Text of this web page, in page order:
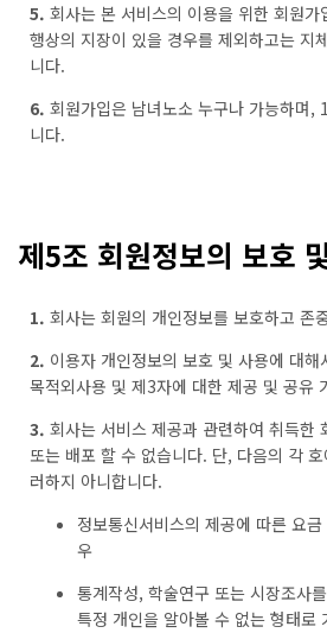
5. 회사는 본 서비스의 이용을 위한 회원
행상의 지장이 있을 경우를 제외하고는 지
니다.
6. 회원가입은 남녀노소 누구나 가능하며,
니다.
제5조 회원정보의 보호
1. 회사는 회원의 개인정보를 보호하고 존
2. 이용자 개인정보의 보호 및 사용에 대
목적외사용 및 제3자에 대한 제공 및 공유
3. 회사는 서비스 제공과 관련하여 취득한
또는 배포 할 수 없습니다. 단, 다음의 각
러하지 아니합니다.
정보통신서비스의 제공에 따른 요
우
통계작성, 학술연구 또는 시장조사
특정 개인을 알아볼 수 없는 형태로